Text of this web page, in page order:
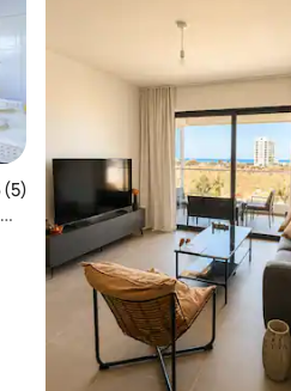
ー5件、5つ星中4.6つ星の平均評価
(5)